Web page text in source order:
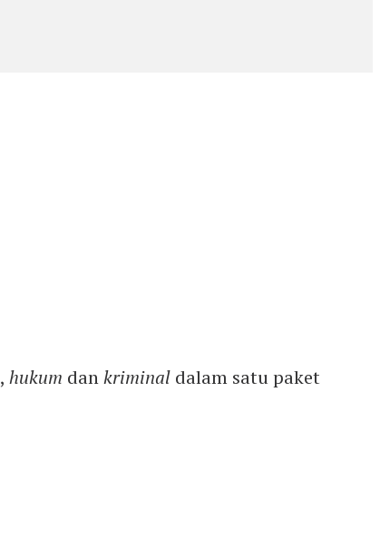
, hukum dankriminal dalam satu paket